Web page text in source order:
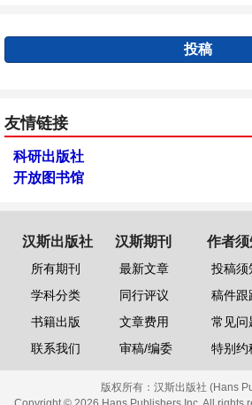
投稿
友情链接
科研出版社
开放图书馆
汉斯出版社
所有期刊
学科分类
书籍出版
联系我们
汉斯期刊
最新文章
同行评议
文章费用
审稿/编委
作者须
投稿须
稿件跟
常见问
特别约
版权所有： 汉斯出版社 (Hans